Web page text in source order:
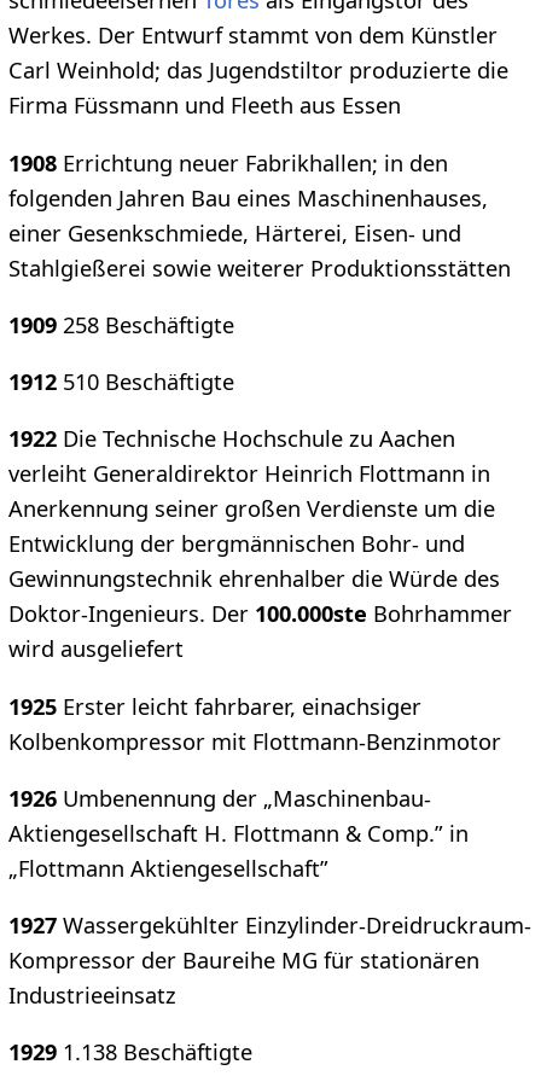
Werkes. Der Entwurf stammt von dem Künstler
Carl Weinhold; das Jugendstiltor produzierte die
Firma Füssmann und Fleeth aus Essen
1908Errichtung neuer Fabrikhallen; in den
folgenden Jahren Bau eines Maschinenhauses,
einer Gesenkschmiede, Härterei, Eisen- und
Stahlgießerei sowie weiterer Produktionsstätten
1909258 Beschäftigte
1912510 Beschäftigte
1922Die Technische Hochschule zu Aachen
verleiht Generaldirektor Heinrich Flottmann in
Anerkennung seiner großen Verdienste um die
Entwicklung der bergmännischen Bohr- und
Gewinnungstechnik ehrenhalber die Würde des
Doktor-Ingenieurs. Der 100.000ste Bohrhammer
wird ausgeliefert
1925Erster leicht fahrbarer, einachsiger
Kolbenkompressor mit Flottmann-Benzinmotor
1926Umbenennung der „Maschinenbau-
Aktiengesellschaft H. Flottmann & Comp.” in
„Flottmann Aktiengesellschaft”
1927Wassergekühlter Einzylinder-Dreidruckraum-
Kompressor der Baureihe MG für stationären
Industrieeinsatz
19291.138 Beschäftigte